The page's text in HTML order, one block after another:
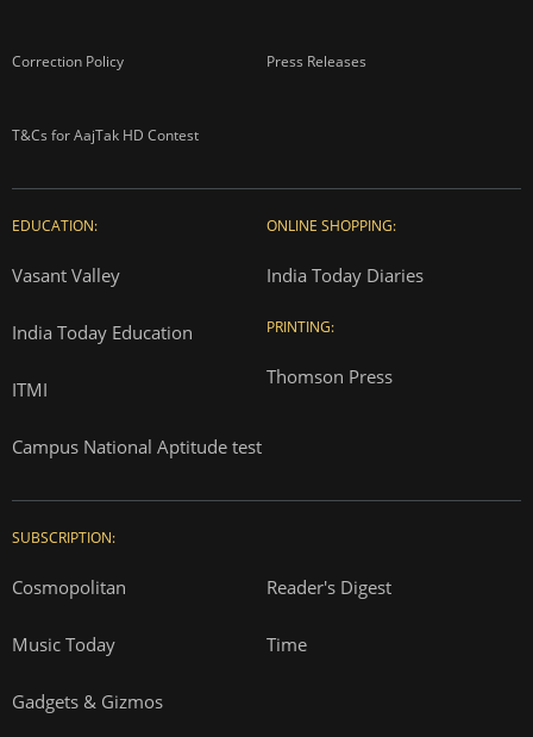
Correction Policy Press Releases
T&Cs for AajTak HD Contest
EDUCATION:
Vasant Valley
India Today Education
ITMI
Campus National Aptitude test
ONLINE SHOPPING:
India Today Diaries
PRINTING:
Thomson Press
SUBSCRIPTION:
Cosmopolitan Reader's Digest
Music Today Time
Gadgets & Gizmos